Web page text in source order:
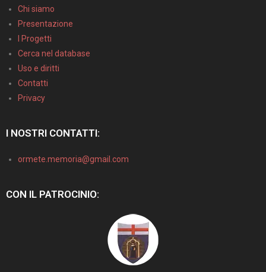
Chi siamo
Presentazione
I Progetti
Cerca nel database
Uso e diritti
Contatti
Privacy
I NOSTRI CONTATTI:
ormete.memoria@gmail.com
CON IL PATROCINIO: